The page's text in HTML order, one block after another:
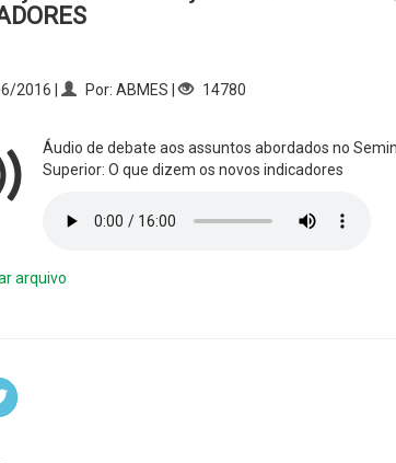
2016 | Por: ABMES | 14780
Áudio de debate aos assuntos abordados no
Superior: O que dizem os novos indicadores
arquivo